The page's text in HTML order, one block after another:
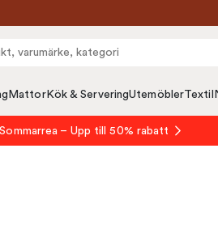
MattorKök & ServeringUtemöblerTextil
Sommarrea – Upp till 50% rabatt